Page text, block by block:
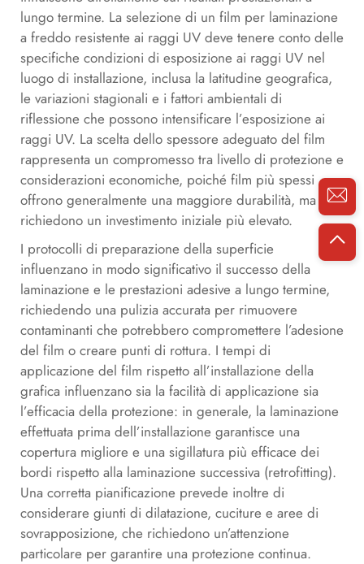
lungo termine. La selezione di un film per laminazione
a freddo resistente ai raggi UV deve tenere conto delle
specifiche condizioni di esposizione ai raggi UV nel
luogo di installazione, inclusa la latitudine geografica,
le variazioni stagionali e i fattori ambientali di
riflessione che possono intensificare l’esposizione ai
raggi UV. La scelta dello spessore adeguato del film
rappresenta un compromesso tra livello di protezione e
considerazioni economiche, poiché film più spessi
offrono generalmente una maggiore durabilità, ma
richiedono un investimento iniziale più elevato.
I protocolli di preparazione della superficie
influenzano in modo significativo il successo della
laminazione e le prestazioni adesive a lungo termine,
richiedendo una pulizia accurata per rimuovere
contaminanti che potrebbero compromettere l’adesione
del film o creare punti di rottura. I tempi di
applicazione del film rispetto all’installazione della
grafica influenzano sia la facilità di applicazione sia
l’efficacia della protezione: in generale, la laminazione
effettuata prima dell’installazione garantisce una
copertura migliore e una sigillatura più efficace dei
bordi rispetto alla laminazione successiva (retrofitting).
Una corretta pianificazione prevede inoltre di
considerare giunti di dilatazione, cuciture e aree di
sovrapposizione, che richiedono un’attenzione
particolare per garantire una protezione continua.